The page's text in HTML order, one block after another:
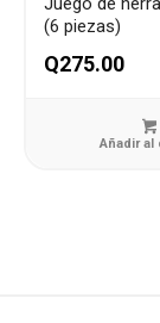
(6 piezas)
Q275.00
Añadir al